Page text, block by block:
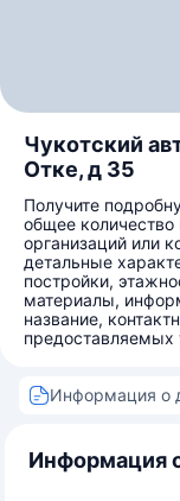
Чукотский
Отке, д 35
Получите
общее количество
организаций или
детальные
постройки,
материалы,
название,
предоставляемых
Информация о
Информация